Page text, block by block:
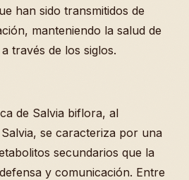
han sido transmitidos de
manteniendo la salud de
través de los siglos.
de Salvia biflora, al
se caracteriza por una
secundarios que la
y comunicación. Entre